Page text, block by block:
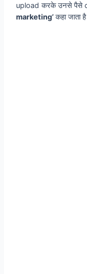
upload करके उनसे पैसे
marketing’कहा जाता